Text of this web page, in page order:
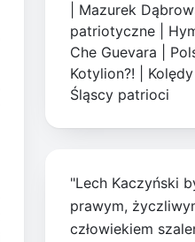
Mazurek
patriotyczne
Che Guevara
Kotylion?!
Kolędy
Śląscy patrioci
"Lech Kaczyński
prawym,
człowiekiem